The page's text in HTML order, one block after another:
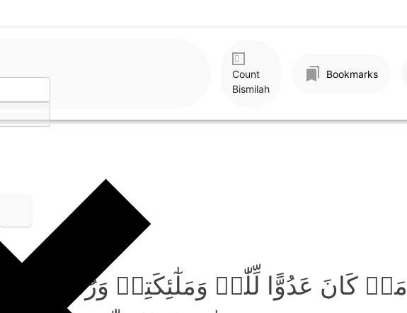
Count
Bismilah
Bookmarks
مَنۡ کَانَ عَدُوًّا لِّلّٰہِ وَمَلٰٓئِکَتِہٖ وَرُسُلِہٖ